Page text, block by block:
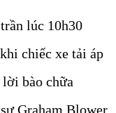
lúc 10h30
chiếc xe tải áp
bào chữa
Graham Blower